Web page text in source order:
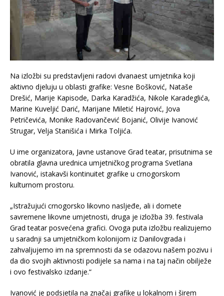
Na izložbi su predstavljeni radovi dvanaest umjetnika koji
aktivno djeluju u oblasti grafike: Vesne Bošković, Nataše
Drešić, Marije Kapisode, Darka Karadžića, Nikole Karadeglića,
Marine Kuveljić Darić, Marijane Miletić Hajrović, Jova
Petričevića, Monike Radovančević Bojanić, Olivije Ivanović
Strugar, Velja Stanišića i Mirka Toljića.
U ime organizatora, Javne ustanove Grad teatar, prisutnima se
obratila glavna urednica umjetničkog programa Svetlana
Ivanović, istakavši kontinuitet grafike u crnogorskom
kulturnom prostoru.
„Istražujući crnogorsko likovno nasljeđe, ali i domete
savremene likovne umjetnosti, druga je izložba 39. festivala
Grad teatar posvećena grafici. Ovoga puta izložbu realizujemo
u saradnji sa umjetničkom kolonijom iz Danilovgrada i
zahvaljujemo im na spremnosti da se odazovu našem pozivu i
da dio svojih aktivnosti podijele sa nama i na taj način obilježe
i ovo festivalsko izdanje.“
Ivanović je podsjetila na značaj grafike u lokalnom i širem